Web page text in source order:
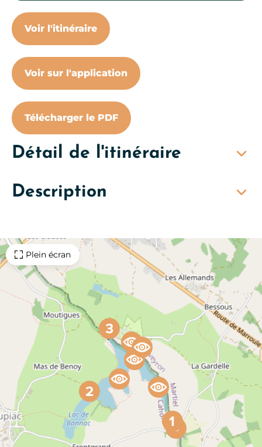
Détail de l'itinéraire
Description
Voir l'itinéraire
Voir sur l'application
Télécharger le PDF
Plein écran